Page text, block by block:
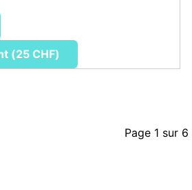
(25 CHF)
Page 1 sur 6